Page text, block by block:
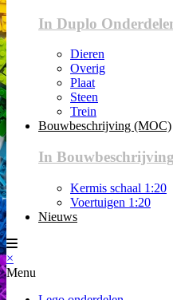
In Duplo
Dieren
Overig
Plaat
Steen
Trein
Bouwbeschrijving (MOC)
In
Kermis schaal 1:20
Voertuigen 1:20
Nieuws
×
Menu